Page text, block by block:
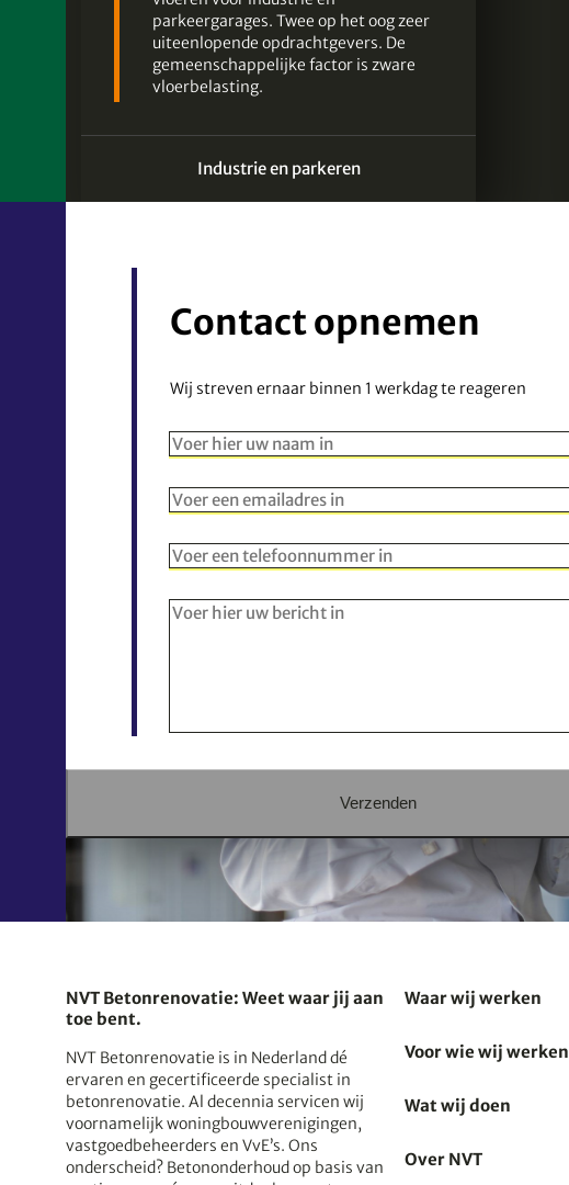
parkeergarages. Twee op het oog zeer
uiteenlopende opdrachtgevers. De
gemeenschappelijke factor is zware
vloerbelasting.
Industrie en parkeren
Contact opnemen
Wij streven ernaar binnen 1 werkdag te reageren
Dit veld is verplicht
Voer een geldig e-mailadres in
Voer een geldig telefoonnummer in
Dit veld is verplicht
Verzenden
NVT Betonrenovatie: Weet waar jij aan
toe bent.
NVT Betonrenovatie is in Nederland dé
ervaren en gecertificeerde specialist in
betonrenovatie. Al decennia servicen wij
voornamelijk woningbouwverenigingen,
vastgoedbeheerders en VvE’s. Ons
onderscheid? Betononderhoud op basis van
Waar wij werken
Voor wie wij werken
Wat wij doen
Over NVT